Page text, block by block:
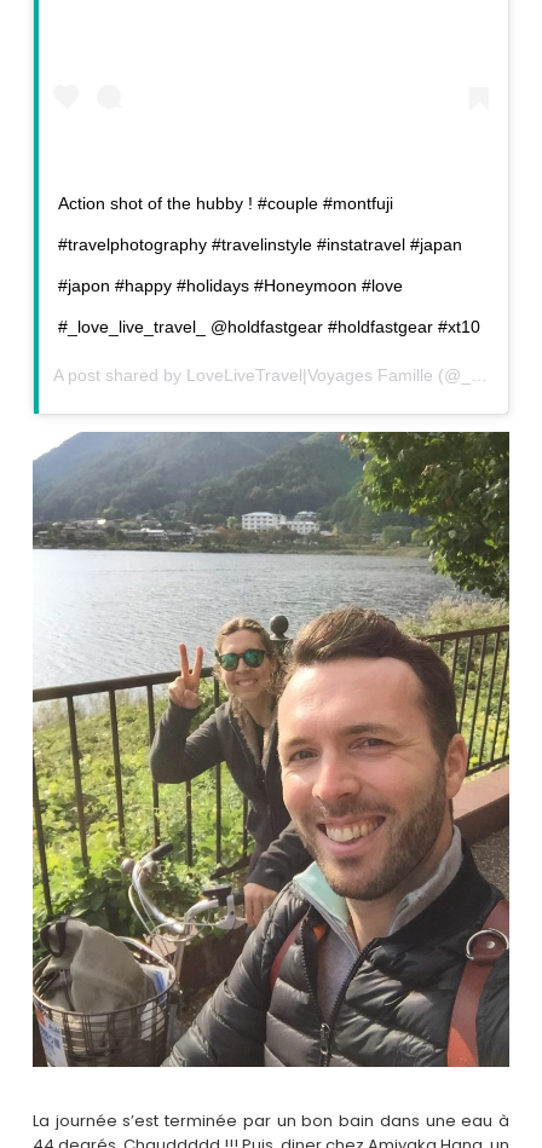
Action shot of the hubby ! #couple #montfuji
#travelphotography #travelinstyle #instatravel #japan
#japon #happy #holidays #Honeymoon #love
#_love_live_travel_ @holdfastgear #holdfastgear #xt10
A post shared by LoveLiveTravel|Voyages Famille (@_love_live_travel_) on
La journée s’est terminée par un bon bain dans une eau à